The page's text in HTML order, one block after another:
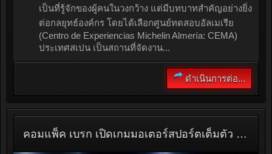
เป็นที่รู้จักของผู้คนในวงกว้าง แต่มีบทบาทสำคัญอย่างยิ่ง
ต่อกลยุทธ์องค์กร โดยได้เลือกศูนย์ทดสอบอัลเมเรีย
(Centro de Experiencias Michelin Almería: CEMA)
ประเทศสเปน เป็นสถานที่จัดงาน...
ดำเนินการต่อ...
คอมแพ็ค เบรก เปิดเกมมอเตอร์สปอร์ตเต็มตัว ประเดิมสปอนเซอร์ Toyota Gazoo Racing Thailand 2026